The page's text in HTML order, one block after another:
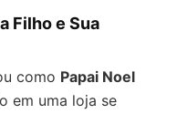
Filho e Sua
como Papai Noel
em uma loja se